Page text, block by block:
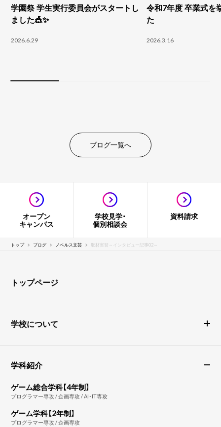
学園祭 学生実行委員会がスタートし
ました🎪✨
2026.6.29
令和7年度 卒業式を
た
2026.3.16
ブログ一覧へ
オープン
キャンパス
学校見学・
個別相談会
資料請求
トップ ブログ ノベルス文芸 取材実習～インタビュー記事02～
トップページ
学校について
学科紹介
ゲーム総合学科【4年制】
プログラマー専攻 / 企画専攻 / AI・IT専攻
ゲーム学科【2年制】
プログラマー専攻 / 企画専攻